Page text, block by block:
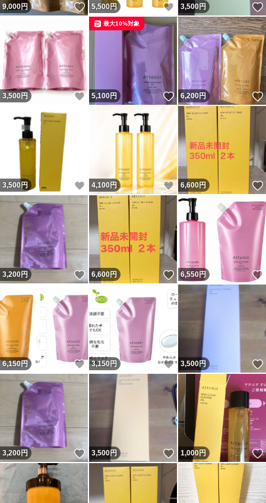
9,000円 いいね！
5,500円 いいね！
3,500円
3,500円 いいね！
5,100円 いいね！
最大10%対象
6,200円
3,500円 いいね！
4,100円 いいね！
6,600円
3,200円 いいね！
6,600円 いいね！
6,550円
6,150円 いいね！
3,150 円 いいね！
3,500円
3,200円 いいね！
3,500円 いいね！
1,000円